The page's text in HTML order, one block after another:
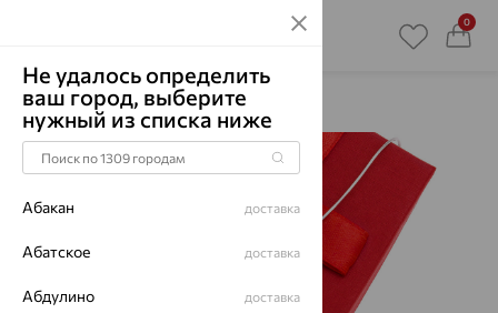
0
Главная Акции
Не удалось определить
ваш город, выберите
нужный из списка ниже
Абакан доставка
Абатское доставка
Абдулино доставка